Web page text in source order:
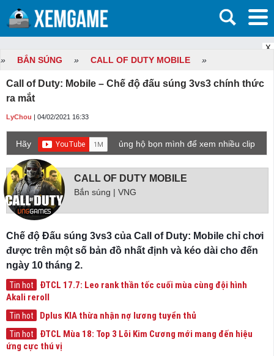
X
» BẮN SÚNG » CALL OF DUTY MOBILE »
Call of Duty: Mobile – Chế độ đấu súng 3vs3 chính thức
ra mắt
LyChou | 04/02/2021 16:33
Hãy
ủng hộ bọn mình để xem nhiều clip
game mới hơn nhé!
CALL OF DUTY MOBILE
Bắn súng | VNG
Chế độ Đấu súng 3vs3 của Call of Duty: Mobile chỉ chơi
được trên một số bản đồ nhất định và kéo dài cho đến
ngày 10 tháng 2.
Tin hot
ĐTCL 17.7: Leo rank thần tốc cuối mùa cùng đội hình
Akali reroll
Tin hot Dplus KIA thừa nhận nợ lương tuyển thủ
Tin hot
ĐTCL Mùa 18: Top 3 Lõi Kim Cương mới mang đến hiệu
ứng cực thú vị